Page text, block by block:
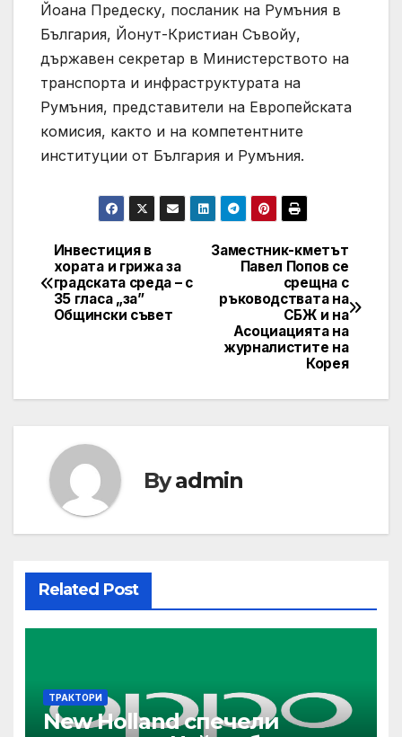
Йоана Предеску, посланик на Румъния в
България, Йонут-Кристиан Съвойу,
държавен секретар в Министерството на
транспорта и инфраструктурата на
Румъния, представители на Европейската
комисия, както и на компетентните
институции от България и Румъния.
Post
navigation
Заместник-кметът
Павел Попов се
срещна с
ръководствата на
СБЖ и на
Асоциацията на
журналистите на
Корея
Инвестиция в
хората и грижа за
градската среда – с
35 гласа „за”
Общински съвет
Byadmin
Related Post
ТРАКТОРИ
New Holland спечели